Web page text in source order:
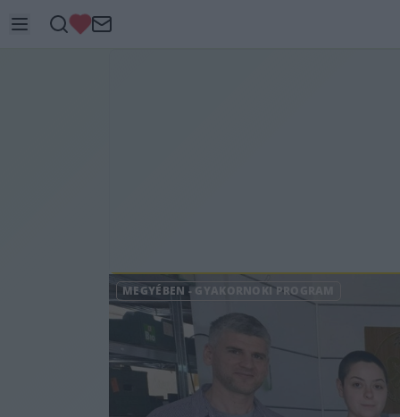
MEGYÉBEN -GYAKORNOKI PROGRAM